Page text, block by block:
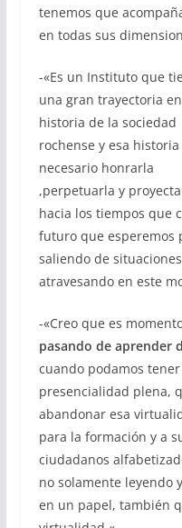
tenemos que
en todas sus
-«Es un Instituto que
una gran trayectoria
historia de la sociedad
rochense y esa historia
necesario honrarla
,perpetuarla y
hacia los tiempos que
futuro que esperemos
saliendo de
atravesando en este
-«Creo que es
pasando de aprender
cuando podamos
presencialidad plena,
abandonar esa
para la formación y a
ciudadanos
no solamente leyendo
en un papel, también